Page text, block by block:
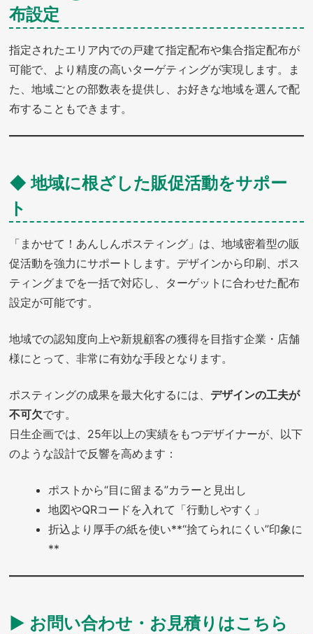
布設定
指定されたエリア内での戸建て指定配布や集合指定配布が
可能で、より精度の高いターゲティングが実現します。ま
た、地域ごとの部数表を提供し、お好きな地域を選んで配
布することもできます。
◆ 地域に根ざした販促活動をサポー
ト
「まかせて！あんしんポスティング」は、地域密着型の販
促活動を強力にサポートします。デザインから印刷、ポス
ティングまでを一括で対応し、ターゲットに合わせた配布
設定が可能です。
地域での認知度向上や新規顧客の獲得を目指す企業・店舗
様にとって、非常に有効な手段となります。
ポスティングの成果を最大化するには、 デザインの工夫が
不可欠です。
日生企画では、25年以上の実績をもつデザイナーが、以下
のような設計で反響を高めます：
ポストから“目に留まる”カラーと見出し
地図やQRコードを入れて「行動しやすく」
折込より厚手の紙を使い**“捨てられにくい”印象に
**
▶︎ お問い合わせ・お見積りはこちら